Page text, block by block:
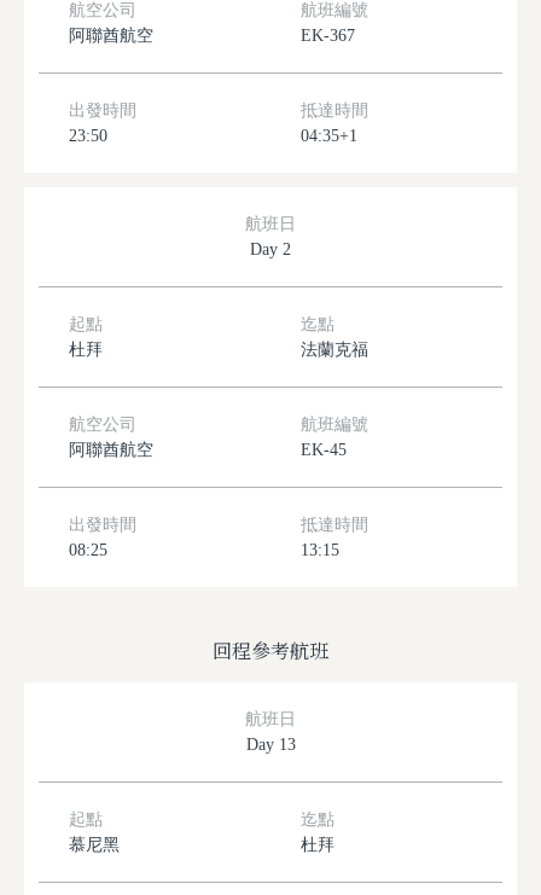
航空公司
阿聯酋航空
航班編號
EK-367
出發時間
23:50
抵達時間
04:35+1
航班日
Day 2
起點
杜拜
迄點
法蘭克福
航空公司
阿聯酋航空
航班編號
EK-45
出發時間
08:25
抵達時間
13:15
回程參考航班
航班日
Day 13
起點
慕尼黑
迄點
杜拜